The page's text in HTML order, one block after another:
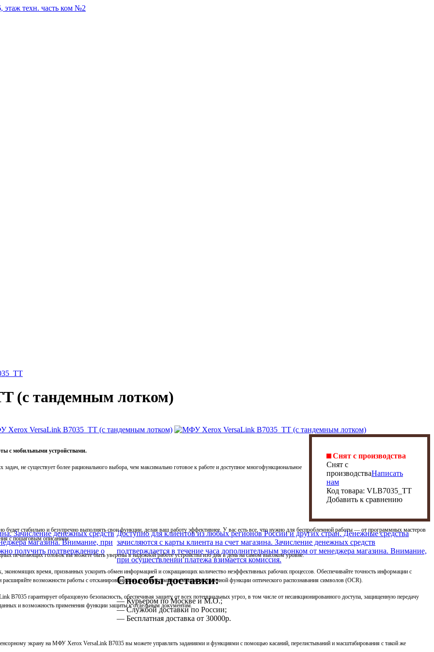
(с тандемным лотком)
Снят с производства
Снят с
производстваНаписать
нам
Код товара: VLB7035_TT
Добавить к сравнению
с мобильными устройствами.
не существует более рационального выбора, чем максимально готовое к работе и доступное многофункциональное
стабильно и безупречно выполнять свои функции, делая ваш работу эффективнее. У вас есть все, что нужно для беспроблемной работы — от программных мастеров
с пошаговым описанием.
печатающих головок вы можете быть уверены в надежной работе устройства изо дня в день на самом высоком уровне.
время, призванных ускорить обмен информацией и сокращающих количество неэффективных рабочих процессов. Обеспечивайте точность информации с
возможности работы с отсканированными документами с помощью встроенной функции оптического распознавания символов (OCR).
B7035 гарантирует образцовую безопасность, обеспечивая защиту от всех потенциальных угроз, в том числе от несанкционированного доступа, защищенную передачу
и возможность применения функции защиты к отдельным документам.
экрану на МФУ Xerox VersaLink B7035 вы можете управлять заданиями и функциями с помощью касаний, перелистываний и масштабирования с такой же
Зачисление денежных средств
магазина. Внимание, при
получить подтверждение о
Доступно для клиентов из любых регионов России и других стран. Денежные средства
зачисляются с карты клиента на счет магазина. Зачисление денежных средств
подтверждается в течение часа дополнительным звонком от менеджера магазина. Внимание,
при осуществлении платежа взимается комиссия.
Способы доставки:
— Курьером по Москве и М.О.;
— Службой доставки по России;
— Бесплатная доставка от 30000р.